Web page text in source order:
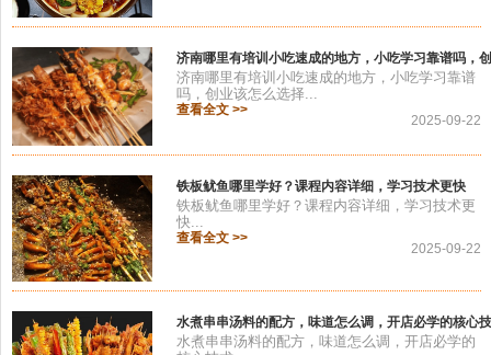
济南哪里有培训小吃速成的地方，小吃学习靠谱吗，
2025-09-22
济南哪里有培训小吃速成的地方，小吃学习靠谱
吗，创业该怎么选择...
查看全文 >>
铁板鱿鱼哪里学好？课程内容详细，学习技术更快
2025-09-22
铁板鱿鱼哪里学好？课程内容详细，学习技术更
快...
查看全文 >>
水煮串串汤料的配方，味道怎么调，开店必学的核心
水煮串串汤料的配方，味道怎么调，开店必学的